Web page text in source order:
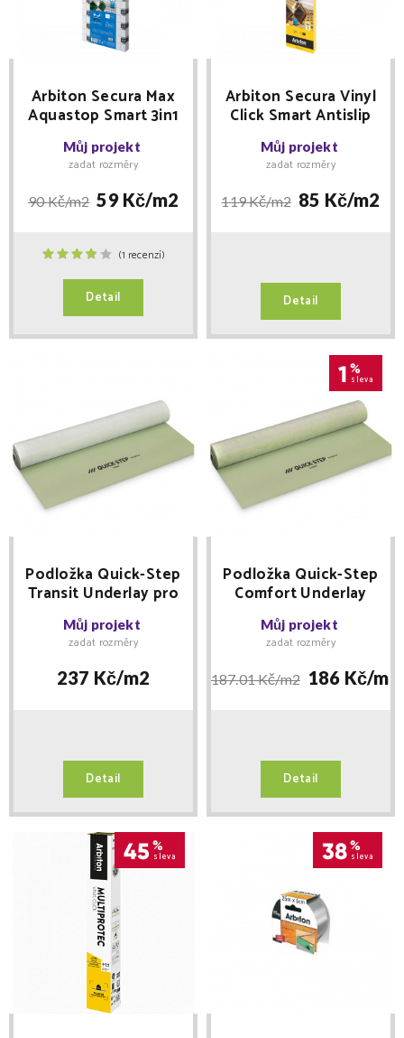
Arbiton Secura Max
Aquastop Smart 3in1
Můj projekt
zadat rozměry
90 Kč/m2 59 Kč/m2
(1 recenzí)
Detail
Arbiton Secura Vinyl
Click Smart Antislip
3in1 1,5 mm
Můj projekt
zadat rozměry
119 Kč/m2 85 Kč/m2
Detail
Podložka Quick-Step
Transit Underlay pro
Můj projekt
zadat rozměry
237 Kč/m2
Detail
1 %
sleva
Podložka Quick-Step
Comfort Underlay
pod vinyl
Můj projekt
zadat rozměry
187.01 Kč/m2 186 Kč/m2
Detail
45 %
sleva 38%
sleva